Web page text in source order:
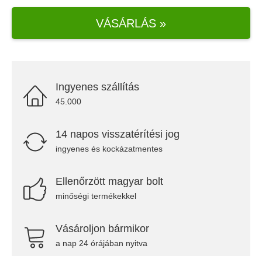
VÁSÁRLÁS »
Ingyenes szállítás
45.000
14 napos visszatérítési jog
ingyenes és kockázatmentes
Ellenőrzött magyar bolt
minőségi termékekkel
Vásároljon bármikor
a nap 24 órájában nyitva